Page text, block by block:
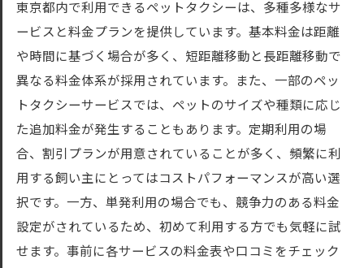
東京都内で利用できるペットタクシーは、多種多様なサ
ービスと料金プランを提供しています。基本料金は距離
や時間に基づく場合が多く、短距離移動と長距離移動で
異なる料金体系が採用されています。また、一部のペッ
トタクシーサービスでは、ペットのサイズや種類に応じ
た追加料金が発生することもあります。定期利用の場
合、割引プランが用意されていることが多く、頻繁に利
用する飼い主にとってはコストパフォーマンスが高い選
択です。一方、単発利用の場合でも、競争力のある料金
設定がされているため、初めて利用する方でも気軽に試
せます。事前に各サービスの料金表や口コミをチェック